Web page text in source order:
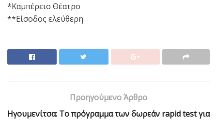
*Καμπέρειο Θέατρο
**Είσοδος ελεύθερη
Προηγούμενο Άρθρο
Ηγουμενίτσα: Το πρόγραμμα των δωρεάν rapid test για